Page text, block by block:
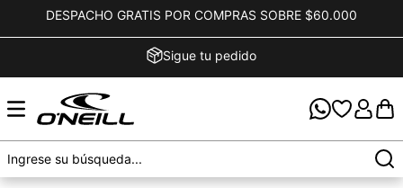
DESPACHO GRATIS POR COMPRAS SOBRE $60.000
Sigue tu pedido